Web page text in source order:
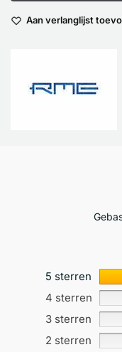
Aan verlanglijst
5 sterren
4 sterren
3 sterren
2 sterren